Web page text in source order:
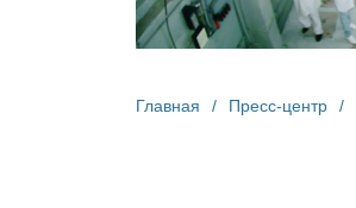
Главная / Пресс-центр /